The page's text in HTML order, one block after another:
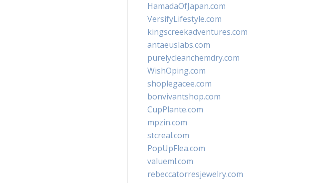
HamadaOfJapan.com
VersifyLifestyle.com
kingscreekadventures.com
antaeuslabs.com
purelycleanchemdry.com
WishOping.com
shoplegacee.com
bonvivantshop.com
CupPlante.com
mpzin.com
stcreal.com
PopUpFlea.com
valueml.com
rebeccatorresjewelry.com